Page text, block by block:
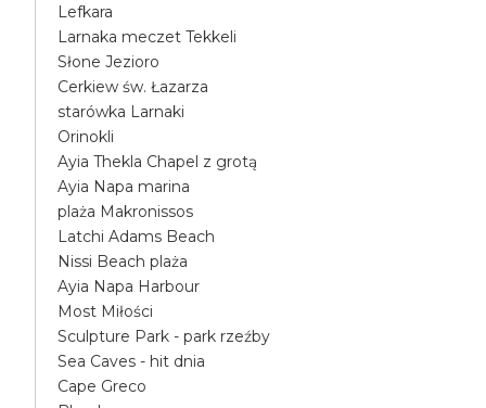
Lefkara
Larnaka meczet Tekkeli
Słone Jezioro
Cerkiew św. Łazarza
starówka Larnaki
Orinokli
Ayia Thekla Chapel z grotą
Ayia Napa marina
plaża Makronissos
Latchi Adams Beach
Nissi Beach plaża
Ayia Napa Harbour
Most Miłości
Sculpture Park - park rzeźby
Sea Caves - hit dnia
Cape Greco